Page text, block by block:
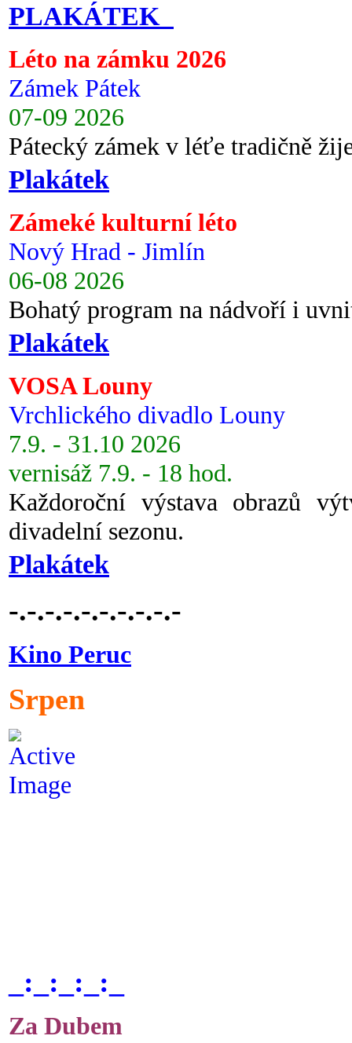
PLAKÁTEK
Léto na zámku 2026
Zámek Pátek
07-09 2026
Pátecký zámek v léťe tradičně
Plakátek
Zámeké kulturní léto
Nový Hrad - Jimlín
06-08 2026
Bohatý program na nádvoří i
Plakátek
VOSA Louny
Vrchlického divadlo Louny
7.9. - 31.10 2026
vernisáž 7.9. - 18 hod.
Každoroční výstava obrazů
divadelní sezonu.
Plakátek
-.-.-.-.-.-.-.-.-.-
Kino Peruc
Srpen
_:_:_:_:_
Za Dubem